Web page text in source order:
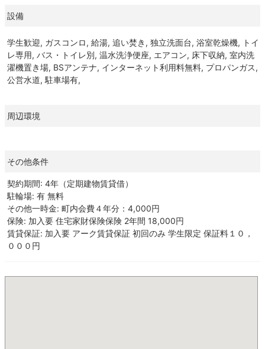
設備
学生歓迎, ガスコンロ, 給湯, 追い焚き, 独立洗面台, 浴室乾燥機, トイ
レ専用, バス・トイレ別, 温水洗浄便座, エアコン, 床下収納, 室内洗
濯機置き場, BSアンテナ, インターネット利用料無料, プロパンガス,
公営水道, 駐車場有,
周辺環境
その他条件
契約期間: 4年（定期建物賃貸借）
駐輪場: 有 無料
その他一時金: 町内会費４年分：4,000円
保険: 加入要 住宅家財保険保険 2年間 18,000円
賃貸保証: 加入要 アーク賃貸保証 初回のみ 学生限定 保証料１０，
０００円